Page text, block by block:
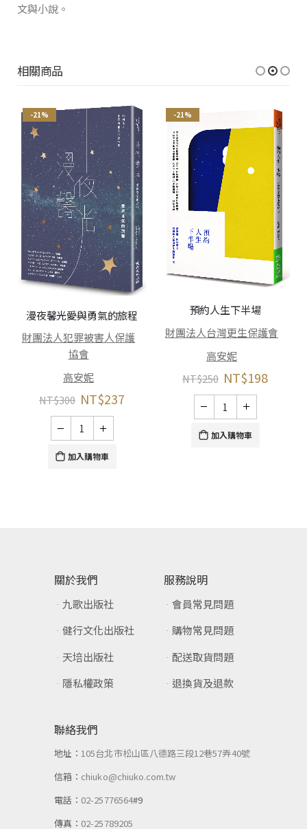
文與小說。
相關商品
-21%
漫夜馨光――愛與勇氣的旅程
財團法人犯罪被害人保護
協會
高安妮
NT$300 NT$237
加入購物車
-21%
預約人生下半場
財團法人台灣更生保護會
高安妮
NT$250 NT$198
加入購物車
關於我們
九歌出版社
健行文化出版社
天培出版社
隱私權政策
服務說明
會員常見問題
購物常見問題
配送取貨問題
退換貨及退款
聯絡我們
地址： 105台北市松山區八德路三段12巷57弄40號
信箱： chiuko@chiuko.com.tw
電話： 02-25776564#9
傳真： 02-25789205